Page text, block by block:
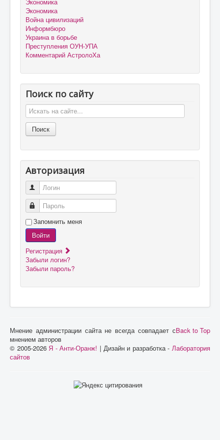
Экономика
Война цивилизаций
Информбюро
Украина в борьбе
Преступления ОУН-УПА
Комментарий АстролоХа
Поиск по сайту
Авторизация
Логин
Пароль
Запомнить меня
Войти
Регистрация
Забыли логин?
Забыли пароль?
Back to Top
Мнение администрации сайта не всегда совпадает с
мнением авторов
© 2005-2026 Я - Анти-Оранж! | Дизайн и разработка - Лаборатория
сайтов